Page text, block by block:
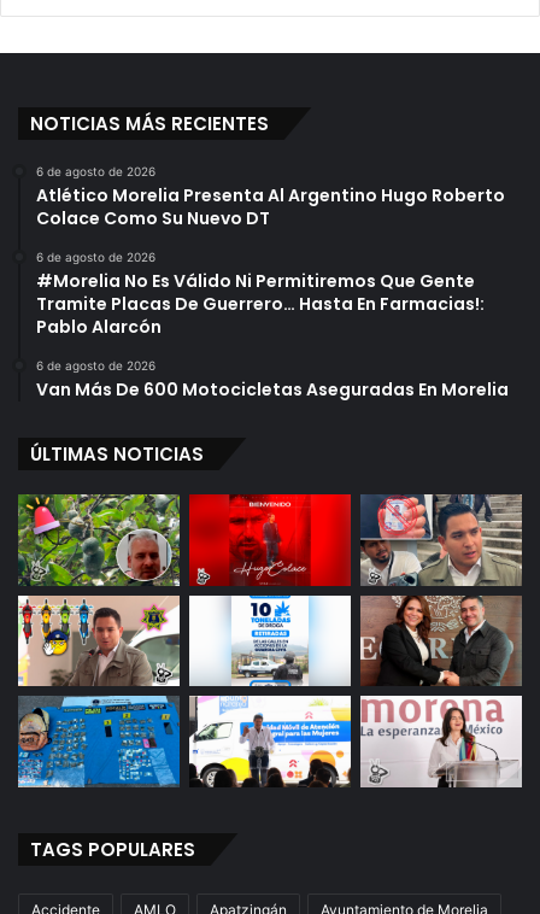
NOTICIAS MÁS RECIENTES
6 de agosto de 2026
Atlético Morelia Presenta Al Argentino Hugo Roberto
Colace Como Su Nuevo DT
6 de agosto de 2026
#Morelia No Es Válido Ni Permitiremos Que Gente
Tramite Placas De Guerrero… Hasta En Farmacias!:
Pablo Alarcón
6 de agosto de 2026
Van Más De 600 Motocicletas Aseguradas En Morelia
ÚLTIMAS NOTICIAS
TAGS POPULARES
Accidente AMLO Apatzingán Ayuntamiento de Morelia